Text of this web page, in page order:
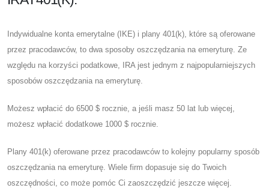
Indywidualne konta emerytalne (IKE) i plany 401(k), które są oferowane
przez pracodawców, to dwa sposoby oszczędzania na emeryturę. Ze
względu na korzyści podatkowe, IRA jest jednym z najpopularniejszych
sposobów oszczędzania na emeryturę.
Możesz wpłacić do 6500 $ rocznie, a jeśli masz 50 lat lub więcej,
możesz wpłacić dodatkowe 1000 $ rocznie.
Plany 401(k) oferowane przez pracodawców to kolejny popularny sposób
oszczędzania na emeryturę. Wiele firm dopasuje się do Twoich
oszczędności, co może pomóc Ci zaoszczędzić jeszcze więcej.